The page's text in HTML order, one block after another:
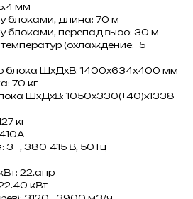
мм
блоками, длина: 70 м
блоками, перепад высо: 30 м
(охлаждение: -5 ~
блока ШxДxВ: 1400x634x400 мм
70 кг
ШxДxВ: 1050x330(+40)x1338
кг
380-415 В, 50 Гц
22.апр
кВт